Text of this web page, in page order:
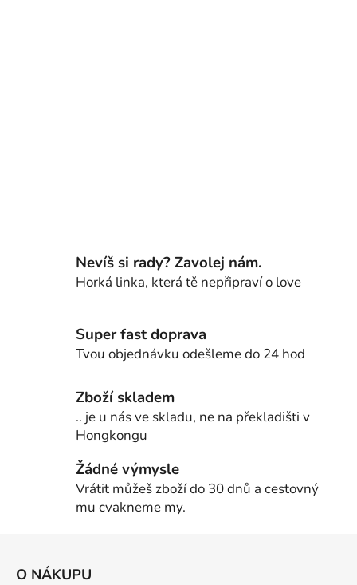
Nevíš si rady? Zavolej nám.
Horká linka, která tě nepřipraví o love
Super fast doprava
Tvou objednávku odešleme do 24 hod
Zboží skladem
.. je u nás ve skladu, ne na překladišti v
Hongkongu
Žádné výmysle
Vrátit můžeš zboží do 30 dnů a cestovný
mu cvakneme my.
O NÁKUPU